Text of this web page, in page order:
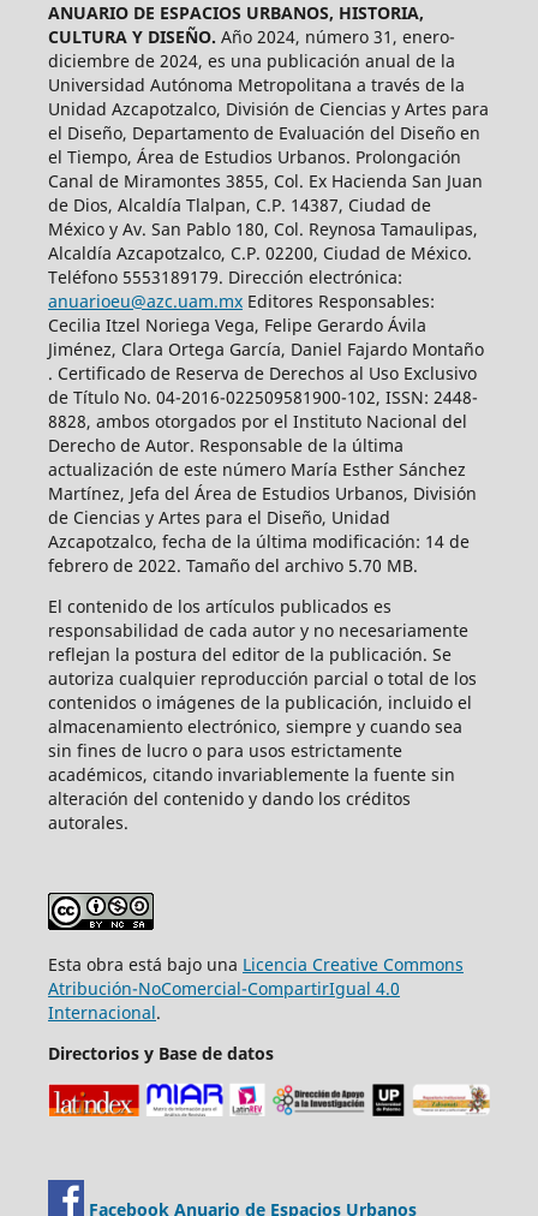
ANUARIO DE ESPACIOS URBANOS, HISTORIA,
CULTURA Y DISEÑO. Año 2024, número 31, enero-
diciembre de 2024, es una publicación anual de la
Universidad Autónoma Metropolitana a través de la
Unidad Azcapotzalco, División de Ciencias y Artes para
el Diseño, Departamento de Evaluación del Diseño en
el Tiempo, Área de Estudios Urbanos. Prolongación
Canal de Miramontes 3855, Col. Ex Hacienda San Juan
de Dios, Alcaldía Tlalpan, C.P. 14387, Ciudad de
México y Av. San Pablo 180, Col. Reynosa Tamaulipas,
Alcaldía Azcapotzalco, C.P. 02200, Ciudad de México.
Teléfono 5553189179. Dirección electrónica:
anuarioeu@azc.uam.mxEditores Responsables:
Cecilia Itzel Noriega Vega, Felipe Gerardo Ávila
Jiménez, Clara Ortega García, Daniel Fajardo Montaño
. Certificado de Reserva de Derechos al Uso Exclusivo
de Título No. 04-2016-022509581900-102, ISSN: 2448-
8828, ambos otorgados por el Instituto Nacional del
Derecho de Autor. Responsable de la última
actualización de este número María Esther Sánchez
Martínez, Jefa del Área de Estudios Urbanos, División
de Ciencias y Artes para el Diseño, Unidad
Azcapotzalco, fecha de la última modificación: 14 de
febrero de 2022. Tamaño del archivo 5.70 MB.
El contenido de los artículos publicados es
responsabilidad de cada autor y no necesariamente
reflejan la postura del editor de la publicación. Se
autoriza cualquier reproducción parcial o total de los
contenidos o imágenes de la publicación, incluido el
almacenamiento electrónico, siempre y cuando sea
sin fines de lucro o para usos estrictamente
académicos, citando invariablemente la fuente sin
alteración del contenido y dando los créditos
autorales.
Esta obra está bajo una Licencia Creative Commons
Atribución-NoComercial-CompartirIgual 4.0
Internacional.
Directorios y Base de datos
Facebook Anuario de Espacios Urbanos